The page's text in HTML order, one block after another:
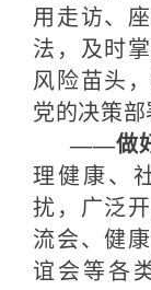
用走访、
法，及时
风险苗头
党的决策部
——做好
理健康、
扰，广泛
流会、健
谊会等各